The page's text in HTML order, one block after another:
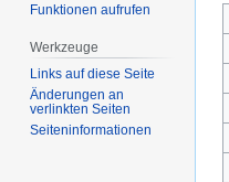
Funktionen aufrufen
Werkzeuge
Links auf diese Seite
Änderungen an
verlinkten Seiten
Seiten­­informationen